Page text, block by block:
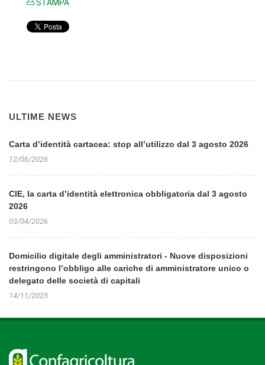
STAMPA
ULTIME NEWS
Carta d’identità cartacea: stop all’utilizzo dal 3 agosto 2026
12/06/2026
CIE, la carta d’identità elettronica obbligatoria dal 3 agosto
2026
03/04/2026
Domicilio digitale degli amministratori - Nuove disposizioni
restringono l’obbligo alle cariche di amministratore unico o
delegato delle società di capitali
14/11/2025